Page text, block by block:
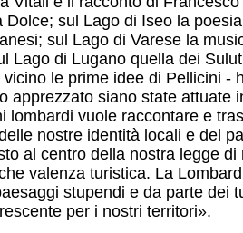
Dolce; sul Lago di Iseo la
sul Lago di Varese la
Lago di Lugano quella dei
le prime idee di Pellicini -
apprezzato siano state attuate
lombardi vuole raccontare e
nostre identità locali e del
al centro della nostra legge di
valenza turistica. La
stupendi e da parte dei
per i nostri territori».